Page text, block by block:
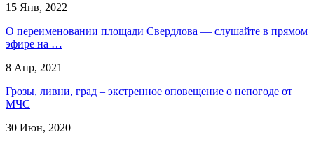
15 Янв, 2022
О переименовании площади Свердлова — слушайте в прямом
эфире на …
8 Апр, 2021
Грозы, ливни, град – экстренное оповещение о непогоде от
МЧС
30 Июн, 2020